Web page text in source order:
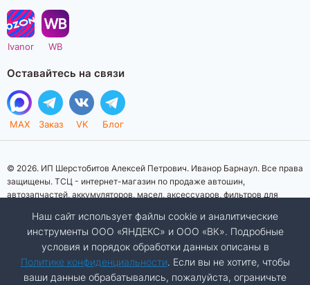
Ivanor WB
Оставайтесь на связи
MAX Заказ VK Блог
© 2026. ИП Шерстобитов Алексей Петрович. Иванор Барнаул. Все права
защищены. ТСЦ - интернет-магазин по продаже автошин,
автозапчастей, аккумуляторов, масел, аксессуаров, фильтров для
информационный характер. Представленная информация о товарах, их
стоимости, характеристик, фото, наличия на складе ни при каких
условиях не является публичной офертой, определяемой положениями
Статьи 437 (2) Гражданского кодекса Российской Федерации.
Изображения товаров на фотографиях, представленных на сайте, могут
Наш сайт использует файлы cookie и аналитические
инструменты ООО «ЯНДЕКС» и ООО «ВК». Подробные
условия и порядок обработки данных описаны в
Политике конфиденциальности. Если вы не хотите, чтобы
ваши данные обрабатывались, пожалуйста, ограничьте